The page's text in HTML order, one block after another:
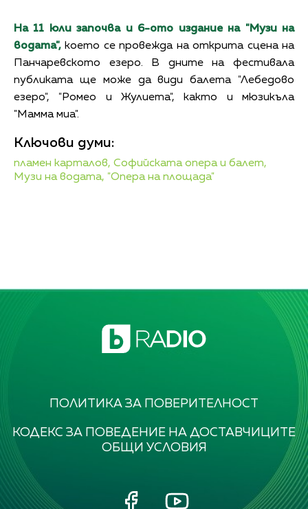
На 11 юли започва и 6-ото издание на "Музи на
водата", което се провежда на открита сцена на
Панчаревското езеро. В дните на фестивала
публиката ще може да види балета "Лебедово
езеро", "Ромео и Жулиета", както и мюзикъла
"Мамма миа".
Ключови думи:
пламен карталов, Софийската опера и балет,
Музи на водата, "Опера на площада"
ПОЛИТИКА ЗА ПОВЕРИТЕЛНОСТ
КОДЕКС ЗА ПОВЕДЕНИЕ НА ДОСТАВЧИЦИТЕ
ОБЩИ УСЛОВИЯ